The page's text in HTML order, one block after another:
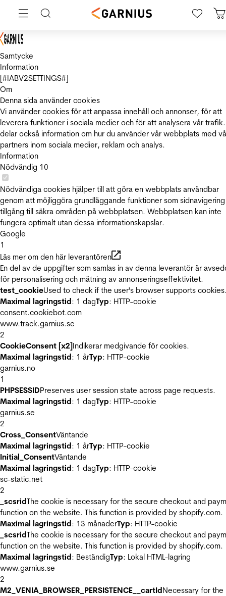
Samtycke
Information
[#IABV2SETTINGS#]
Om
Denna sida använder cookies
Vi använder cookies för att anpassa innehåll och annonser, för att
leverera funktioner i sociala medier och för att analysera vår
delar också information om hur du använder vår webbplats med
partners inom sociala medier, reklam och analys.
Information
Nödvändig 10
Nödvändiga cookies hjälper till att göra en webbplats användbar
genom att möjliggöra grundläggande funktioner som
tillgång till säkra områden på webbplatsen. Webbplatsen kan inte
fungera optimalt utan dessa informationskapslar.
Google
1
Läs mer om den här leverantören
En del av de uppgifter som samlas in av denna leverantör är
för personalisering och mätning av annonseringseffektivitet.
test_cookieUsed to check if the user's browser supports
Maximal lagringstid: 1 dagTyp: HTTP-cookie
consent.cookiebot.com
www.track.garnius.se
2
CookieConsent [x2]Indikerar medgivande för cookies.
Maximal lagringstid: 1 årTyp: HTTP-cookie
garnius.no
1
PHPSESSIDPreserves user session state across page requests.
Maximal lagringstid: 1 dagTyp: HTTP-cookie
garnius.se
2
Cross_ConsentVäntande
Maximal lagringstid: 1 årTyp: HTTP-cookie
Initial_ConsentVäntande
Maximal lagringstid: 1 dagTyp: HTTP-cookie
sc-static.net
2
_scsridThe cookie is necessary for the secure checkout and
function on the website. This function is provided by shopify.com.
Maximal lagringstid: 13 månaderTyp: HTTP-cookie
_scsridThe cookie is necessary for the secure checkout and
function on the website. This function is provided by shopify.com.
Maximal lagringstid: BeständigTyp: Lokal HTML-lagring
www.garnius.se
2
M2_VENIA_BROWSER_PERSISTENCE__cartIdNecessary for the